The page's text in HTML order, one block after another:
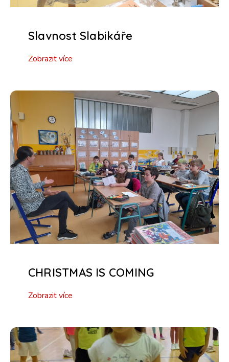
Slavnost Slabikáře
Zobrazit více
CHRISTMAS IS COMING
Zobrazit více